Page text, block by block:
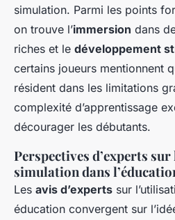
simulation. Parmi les points
on trouve l’immersion dans
riches et le développement
certains joueurs mentionnent
résident dans les limitations
complexité d’apprentissage
décourager les débutants.
Perspectives d’experts sur
simulation dans
Les avis d’experts sur
éducation convergent sur